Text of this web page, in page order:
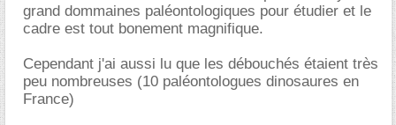
grand dommaines paléontologiques pour étudier et le
cadre est tout bonement magnifique.
Cependant j'ai aussi lu que les débouchés étaient très
peu nombreuses (10 paléontologues dinosaures en
France)